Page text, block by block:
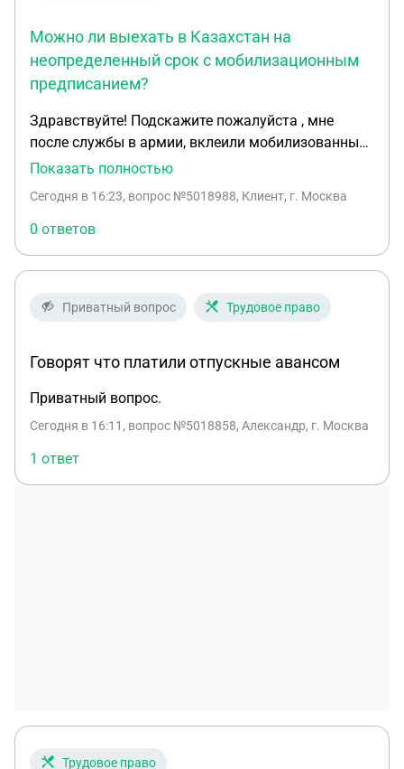
Можно ли выехать в Казахстан на
неопределенный срок с мобилизационным
предписанием?
Здравствуйте! Подскажите пожалуйста , мне
после службы в армии, вклеили мобилизованные
предписание. Хочу поехать в Казахстан к отцу( т к
Могу ли я поехать на неопределенный срок ?
Показать полностью
Сегодня в 16:23, вопрос №5018988, Клиент, г. Москва
0 ответов
Приватный вопрос Трудовое право
Говорят что платили отпускные авансом
Приватный вопрос.
Сегодня в 16:11 , вопрос №5018858, Александр, г. Москва
1 ответ
Трудовое право